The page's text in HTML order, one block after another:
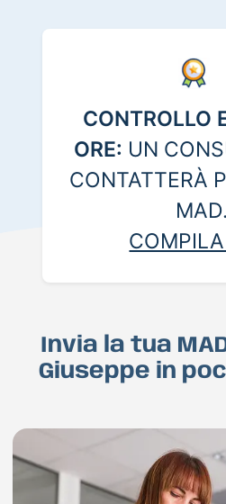
CONTROLLO
ORE: UN
CONTATTERÀ
MAD.
Invia la tua
Giuseppe in